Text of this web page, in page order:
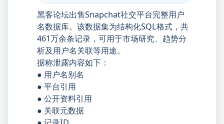
黑客论坛出售Snapchat社交平台完整用户
名数据库。该数据集为结构化SQL格式，共
461万余条记录，可用于市场研究、趋势分
析及用户名关联等用途。
据称泄露内容如下：
● 用户名别名
● 平台引用
● 公开资料引用
● 关联元数据